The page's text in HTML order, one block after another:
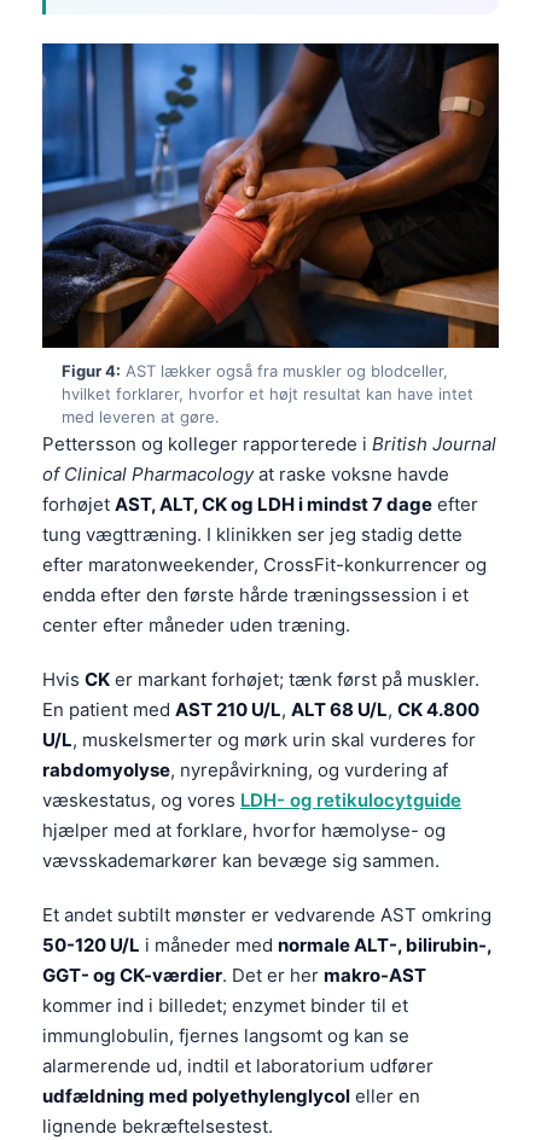
Figur 4: AST lækker også fra muskler og blodceller,
hvilket forklarer, hvorfor et højt resultat kan have intet
med leveren at gøre.
Pettersson og kolleger rapporterede i British Journal
of Clinical Pharmacologyat raske voksne havde
forhøjet AST, ALT, CK og LDH i mindst 7 dage efter
tung vægttræning. I klinikken ser jeg stadig dette
efter maratonweekender, CrossFit-konkurrencer og
endda efter den første hårde træningssession i et
center efter måneder uden træning.
Hvis CK er markant forhøjet; tænk først på muskler.
En patient med AST 210 U/L, ALT 68 U/L, CK 4.800
U/L, muskelsmerter og mørk urin skal vurderes for
rabdomyolyse, nyrepåvirkning, og vurdering af
væskestatus, og vores LDH- og retikulocytguide
hjælper med at forklare, hvorfor hæmolyse- og
vævsskademarkører kan bevæge sig sammen.
Et andet subtilt mønster er vedvarende AST omkring
50-120 U/L i måneder med normale ALT-, bilirubin-,
GGT- og CK-værdier. Det er her makro-AST
kommer ind i billedet; enzymet binder til et
immunglobulin, fjernes langsomt og kan se
alarmerende ud, indtil et laboratorium udfører
udfældning med polyethylenglycol eller en
lignende bekræftelsestest.